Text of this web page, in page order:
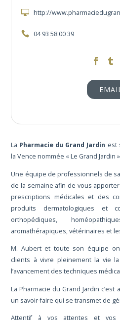
http://
04 93 58 00 39
https://
La Pharmacie du Grand Jardin est
la Vence nommée « Le Grand Jardin
Une équipe de professionnels de
de la semaine afin de vous
prescriptions médicales et des
produits dermatologiques et
orthopédiques,
aromathérapiques, vétérinaires et
M. Aubert et toute son équipe
clients à vivre pleinement la vie
l’avancement des techniques
La Pharmacie du Grand Jardin
un savoir-faire qui se transmet de
Attentif à vos attentes et vos